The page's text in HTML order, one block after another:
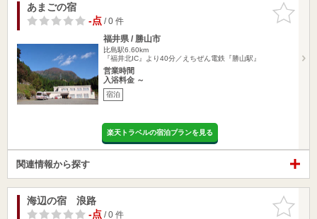
お気に入
りに追加
あまごの宿
-点/ 0 件
福井県 / 勝山市
比島駅6.60km
『福井北IC』より40分／えちぜん電鉄『勝山駅』
営業時間
入浴料金 ～
宿泊
楽天トラベルの宿泊プランを見る
関連情報から探す
お気に入
りに追加
海辺の宿 浪路
-点/ 0 件